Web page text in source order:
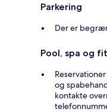
Parkering
Der er
Pool, spa og
og
kontakte